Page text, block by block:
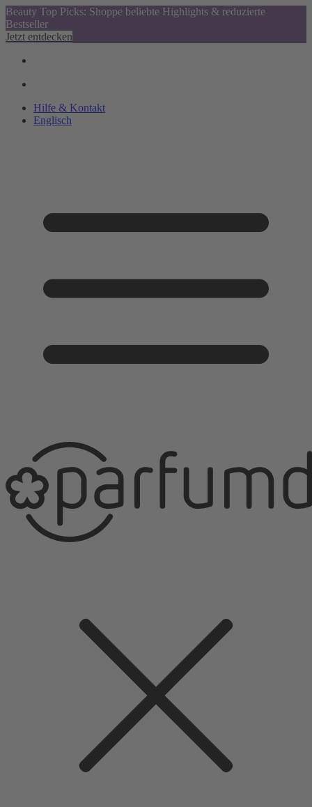
Beauty Top Picks: Shoppe beliebte Highlights & reduzierte
Bestseller
Jetzt entdecken
Hilfe & Kontakt
Englisch